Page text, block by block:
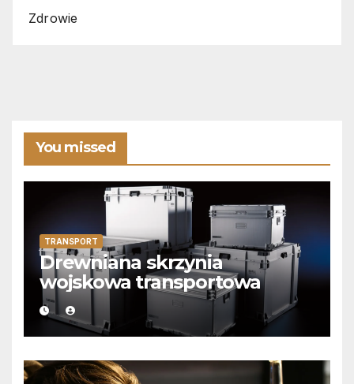
Zdrowie
You missed
TRANSPORT
Drewniana skrzynia
wojskowa transportowa